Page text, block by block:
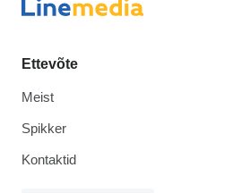
Ettevõte
Meist
Spikker
Kontaktid